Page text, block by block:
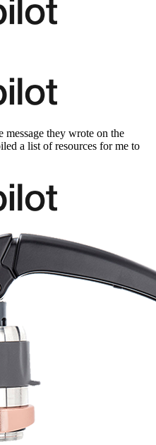
they wrote on the
a list of resources for me to